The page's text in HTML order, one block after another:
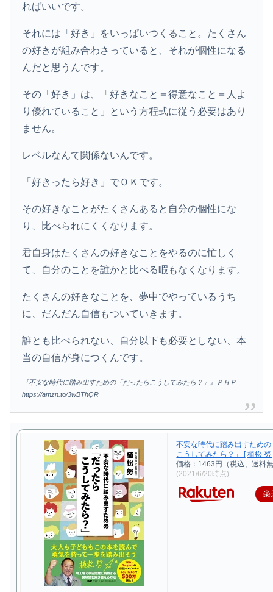
ればいいです。
それには「好き」をいっぱいつくること。たくさん
の好きが組み合わさっていると、それが個性になる
んだと思うんです。
その「好き」は、「好きなこと＝得意なこと＝人よ
り優れていること」という方程式に従う必要はあり
ません。
レベルなんて関係ないんです。
「好きったら好き」でＯＫです。
その好きなことがたくさんあると自分の個性にな
り、比べられにくくなります。
君自身はたくさんの好きなことをやるのに忙しく
て、自分のことを誰かと比べる暇もなくなります。
たくさんの好きなことを、夢中でやっているうち
に、だんだん自信もついていきます。
誰とも比べられない、自分以下も必要としない、本
当の自信が身につくんです。
『不安な時代に踏み出すための「だったらこうしてみたら？」』ＰＨＰ
https://amzn.to/3wBThQR
不安な時代に踏み出すため
こうしてみたら？」 [ 植松 努
価格：1463円（税込、送料
(2021/6/20時点)
楽